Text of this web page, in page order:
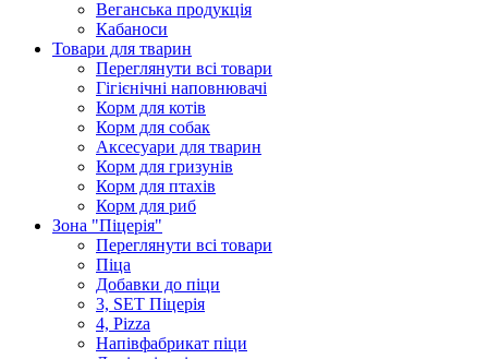
Веганська продукція
Кабаноси
Товари для тварин
Переглянути всі товари
Гігієнічні наповнювачі
Корм для котів
Корм для собак
Аксесуари для тварин
Корм для гризунів
Корм для птахів
Корм для риб
Зона "Піцерія"
Переглянути всі товари
Піца
Добавки до піци
3, SET Піцерія
4, Pizza
Напівфабрикат піци